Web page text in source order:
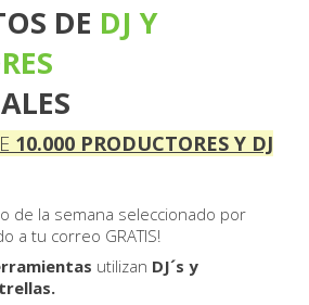
DE DJ Y
10 . 000 PRODUCTORES Y DJ
de la semana seleccionado por
a tu correo GRATIS!
utilizan DJ´s y